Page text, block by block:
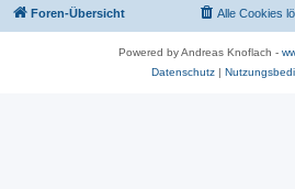
Foren-Übersicht Alle Cookies
Powered by Andreas Knoflach -
Datenschutz|